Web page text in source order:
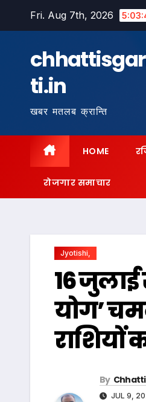
Fri. Aug 7th, 2026
ti.in
खबर मतलब क्रान्ति
HOME
रोजगार समाचार
Jyotishi,
16
योग’
राशियों
By
JUL 9,